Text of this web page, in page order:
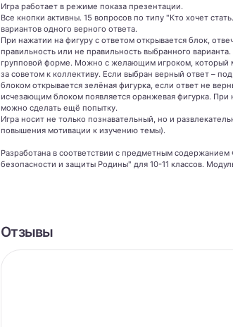
Игра работает в режиме показа презентации.
Все кнопки активны. 15 вопросов по типу "Кто хочет
вариантов одного верного ответа.
При нажатии на фигуру с ответом открывается блок,
правильность или не правильность выбранного
групповой форме. Можно с желающим игроком, который
за советом к коллективу. Если выбран верный ответ –
блоком открывается зелёная фигурка, если ответ не
исчезающим блоком появляется оранжевая фигурка. При
можно сделать ещё попытку.
Игра носит не только познавательный, но и
повышения мотивации к изучению темы).
Разработана в соответствии с предметным
безопасности и защиты Родины" для 10-11 классов.
Отзывы